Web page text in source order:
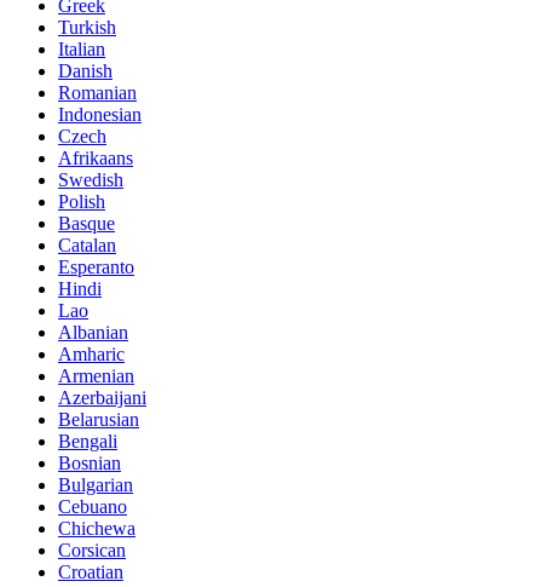
Greek
Turkish
Italian
Danish
Romanian
Indonesian
Czech
Afrikaans
Swedish
Polish
Basque
Catalan
Esperanto
Hindi
Lao
Albanian
Amharic
Armenian
Azerbaijani
Belarusian
Bengali
Bosnian
Bulgarian
Cebuano
Chichewa
Corsican
Croatian